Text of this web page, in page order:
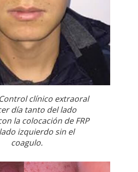
clínico extraoral
día tanto del lado
la colocación de FRP
izquierdo sin el
coagulo.